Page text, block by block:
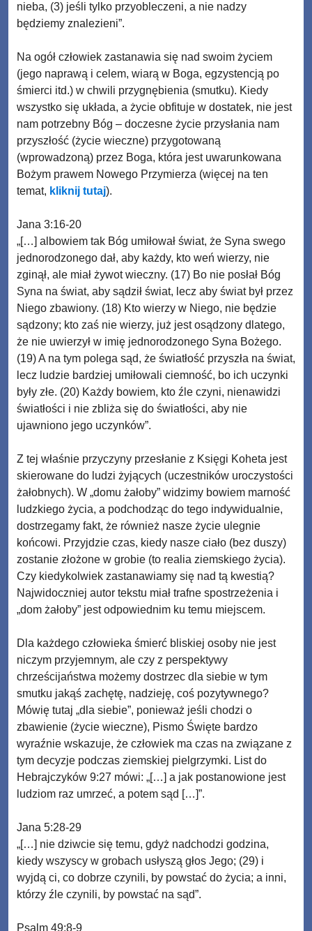
nieba, (3) jeśli tylko przyobleczeni, a nie nadzy
będziemy znalezieni”.
Na ogół człowiek zastanawia się nad swoim życiem
(jego naprawą i celem, wiarą w Boga, egzystencją po
śmierci itd.) w chwili przygnębienia (smutku). Kiedy
wszystko się układa, a życie obfituje w dostatek, nie jest
nam potrzebny Bóg – doczesne życie przysłania nam
przyszłość (życie wieczne) przygotowaną
(wprowadzoną) przez Boga, która jest uwarunkowana
Bożym prawem Nowego Przymierza (więcej na ten
temat, kliknij tutaj).
Jana 3:16-20
„[…] albowiem tak Bóg umiłował świat, że Syna swego
jednorodzonego dał, aby każdy, kto weń wierzy, nie
zginął, ale miał żywot wieczny. (17) Bo nie posłał Bóg
Syna na świat, aby sądził świat, lecz aby świat był przez
Niego zbawiony. (18) Kto wierzy w Niego, nie będzie
sądzony; kto zaś nie wierzy, już jest osądzony dlatego,
że nie uwierzył w imię jednorodzonego Syna Bożego.
(19) A na tym polega sąd, że światłość przyszła na świat,
lecz ludzie bardziej umiłowali ciemność, bo ich uczynki
były złe. (20) Każdy bowiem, kto źle czyni, nienawidzi
światłości i nie zbliża się do światłości, aby nie
ujawniono jego uczynków”.
Z tej właśnie przyczyny przesłanie z Księgi Koheta jest
skierowane do ludzi żyjących (uczestników uroczystości
żałobnych). W „domu żałoby” widzimy bowiem marność
ludzkiego życia, a podchodząc do tego indywidualnie,
dostrzegamy fakt, że również nasze życie ulegnie
końcowi. Przyjdzie czas, kiedy nasze ciało (bez duszy)
zostanie złożone w grobie (to realia ziemskiego życia).
Czy kiedykolwiek zastanawiamy się nad tą kwestią?
Najwidoczniej autor tekstu miał trafne spostrzeżenia i
„dom żałoby” jest odpowiednim ku temu miejscem.
Dla każdego człowieka śmierć bliskiej osoby nie jest
niczym przyjemnym, ale czy z perspektywy
chrześcijaństwa możemy dostrzec dla siebie w tym
smutku jakąś zachętę, nadzieję, coś pozytywnego?
Mówię tutaj „dla siebie”, ponieważ jeśli chodzi o
zbawienie (życie wieczne), Pismo Święte bardzo
wyraźnie wskazuje, że człowiek ma czas na związane z
tym decyzje podczas ziemskiej pielgrzymki. List do
Hebrajczyków 9:27 mówi: „[…] a jak postanowione jest
ludziom raz umrzeć, a potem sąd […]”.
Jana 5:28-29
„[…] nie dziwcie się temu, gdyż nadchodzi godzina,
kiedy wszyscy w grobach usłyszą głos Jego; (29) i
wyjdą ci, co dobrze czynili, by powstać do życia; a inni,
którzy źle czynili, by powstać na sąd”.
Psalm 49:8-9